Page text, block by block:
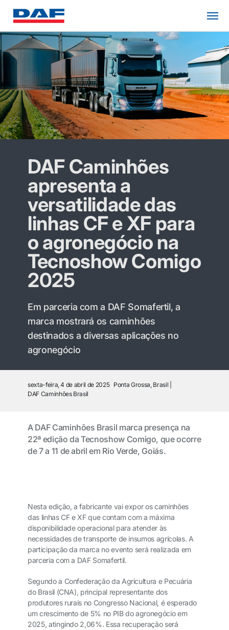
DAF Caminhões
apresenta a
versatilidade das
linhas CF e XF para
o agronegócio na
Tecnoshow Comigo
2025
Em parceria com a DAF Somafertil, a
marca mostrará os caminhões
destinados a diversas aplicações no
agronegócio
sexta-feira, 4 de abril de 2025 Ponta Grossa, Brasil
DAF Caminhões Brasil
A DAF Caminhões Brasil marca presença na
22ª edição da Tecnoshow Comigo, que ocorre
de 7 a 11 de abril em Rio Verde, Goiás.
Nesta edição, a fabricante vai expor os caminhões
das linhas CF e XF que contam com a máxima
disponibilidade operacional para atender às
necessidades de transporte de insumos agrícolas. A
participação da marca no evento será realizada em
parceria com a DAF Somafertil.
Segundo a Confederação da Agricultura e Pecuária
do Brasil (CNA), principal representante dos
produtores rurais no Congresso Nacional, é esperado
um crescimento de 5% no PIB do agronegócio em
2025, atingindo 2,06%. Essa recuperação será